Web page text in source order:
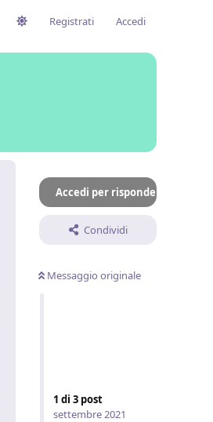
Registrati Accedi
Accedi per rispondere
Condividi
Messaggio originale
1 di 3 post
settembre 2021